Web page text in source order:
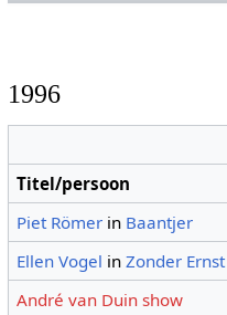
1996
Titel/persoon
Piet Römer in Baantjer
Ellen Vogel inZonder Ernst
André van Duin show